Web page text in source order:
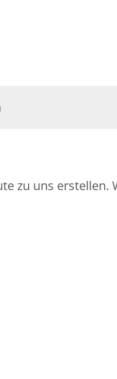
zu uns erstellen.